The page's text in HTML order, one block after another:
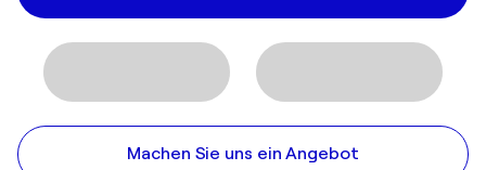
Machen Sie uns ein Angebot